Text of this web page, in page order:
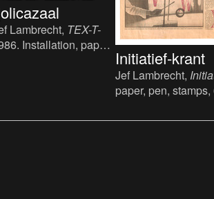
Lambrecht, TEX-T-
Installation, paper,
Initiatief-krant
Jef Lambrecht,